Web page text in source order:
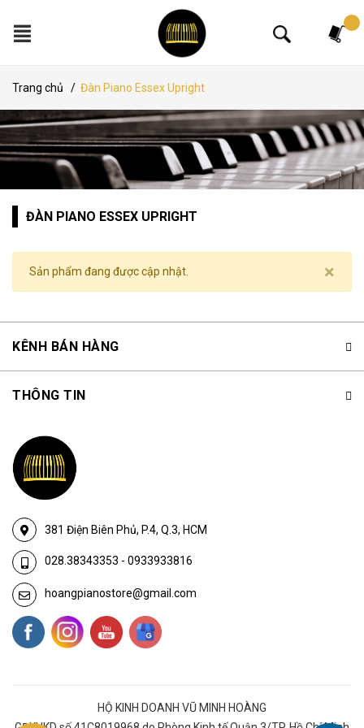
Trang chủ / Đàn Piano Essex Upright
ĐÀN PIANO ESSEX UPRIGHT
×
Sản phẩm đang được cập nhật.
KÊNH BÁN HÀNG
381 Điện Biên Phủ, P.4, Q.3, HCM
028.38343353 - 0933933816
hoangpianostore@gmail.com
THÔNG TIN
HỘ KINH DOANH VŨ MINH HOÀNG